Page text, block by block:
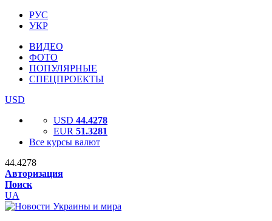
РУС
УКР
ВИДЕО
ФОТО
ПОПУЛЯРНЫЕ
СПЕЦПРОЕКТЫ
USD
USD 44.4278
EUR 51.3281
Все курсы валют
44.4278
Авторизация
Поиск
UA